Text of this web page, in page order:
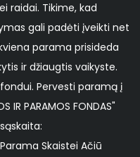
raidai. Tikime, kad
gali padėti įveikti net
parama prisideda
ir džiaugtis vaikyste.
fondui. Pervesti paramą į
IR PARAMOS FONDAS"
Skaistei Ačiū